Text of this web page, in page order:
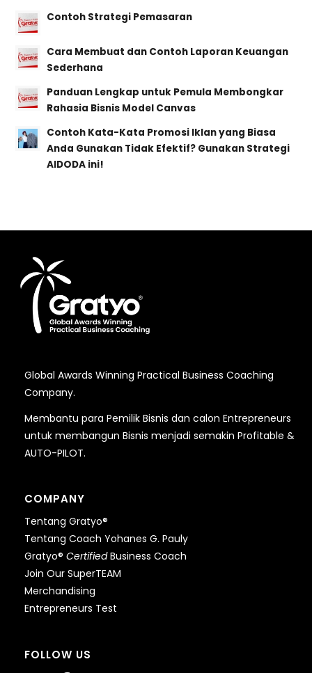
Contoh Strategi Pemasaran
Cara Membuat dan Contoh Laporan Keuangan
Sederhana
Panduan Lengkap untuk Pemula Membongkar
Rahasia Bisnis Model Canvas
Contoh Kata-Kata Promosi Iklan yang Biasa
Anda Gunakan Tidak Efektif? Gunakan Strategi
AIDODA ini!
Global Awards Winning Practical Business Coaching
Company.
Membantu para Pemilik Bisnis dan calon Entrepreneurs
untuk membangun Bisnis menjadi semakin Profitable &
AUTO-PILOT.
COMPANY
Tentang Gratyo®
Tentang Coach Yohanes G. Pauly
Gratyo® CertifiedBusiness Coach
Join Our SuperTEAM
Merchandising
Entrepreneurs Test
FOLLOW US